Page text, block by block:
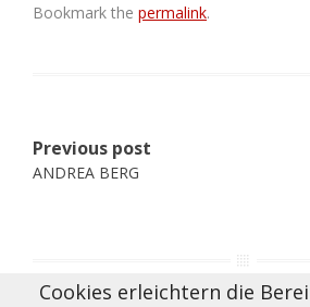
Bookmark the permalink.
Post
navigation
Previous post
ANDREA BERG
Cookies erleichtern die